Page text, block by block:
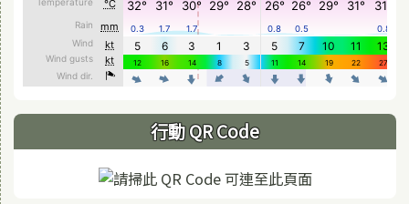
行動 QR Code